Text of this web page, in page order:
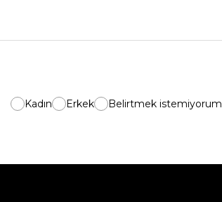
Kadın Erkek Belirtmek istemiyorum